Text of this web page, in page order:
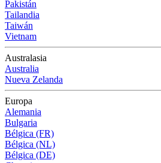
Pakistán
Tailandia
Taiwán
Vietnam
Australasia
Australia
Nueva Zelanda
Europa
Alemania
Bulgaria
Bélgica (FR)
Bélgica (NL)
Bélgica (DE)